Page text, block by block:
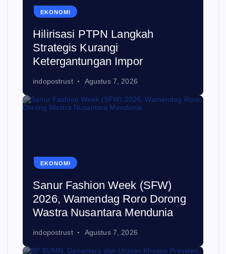
EKONOMI
Hilirisasi PTPN Langkah
Strategis Kurangi
Ketergantungan Impor
indopostrust Agustus 7, 2026
EKONOMI
Sanur Fashion Week (SFW)
2026, Wamendag Roro Dorong
Wastra Nusantara Mendunia
indopostrust Agustus 7, 2026